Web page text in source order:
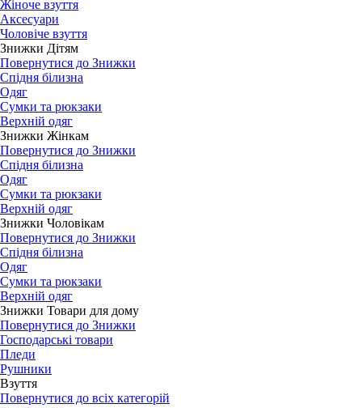
Жіноче взуття
Аксесуари
Чоловіче взуття
Знижки Дітям
Повернутися до Знижки
Спідня білизна
Одяг
Сумки та рюкзаки
Верхній одяг
Знижки Жінкам
Повернутися до Знижки
Спідня білизна
Одяг
Сумки та рюкзаки
Верхній одяг
Знижки Чоловікам
Повернутися до Знижки
Спідня білизна
Одяг
Сумки та рюкзаки
Верхній одяг
Знижки Товари для дому
Повернутися до Знижки
Господарські товари
Пледи
Рушники
Взуття
Повернутися до всіх категорій